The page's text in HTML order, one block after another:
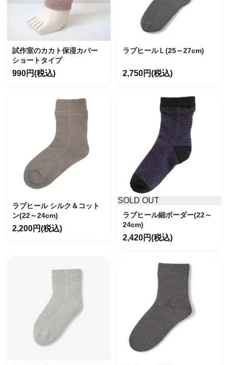
試作室のカカト保湿カバー
ショートタイプ
990円(税込)
ラブヒールＬ(25～27cm)
2,750円(税込)
ラブヒール シルク＆コット
ン(22～24cm)
2,200円(税込)
SOLD OUT
ラブヒール細ボーダー(22～
24cm)
2,420円(税込)